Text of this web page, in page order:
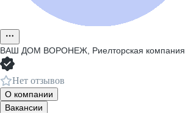
ВАШ ДОМ ВОРОНЕЖ, Риелторская компания
Нет отзывов
О компании
Вакансии